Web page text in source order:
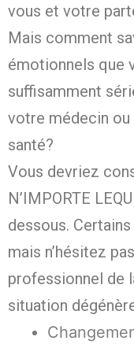
vous et votre
Mais comment
émotionnels que
suffisamment
votre médecin ou
santé?
Vous devriez
N’IMPORTE
dessous.
mais n’hésitez
professionnel de
situation